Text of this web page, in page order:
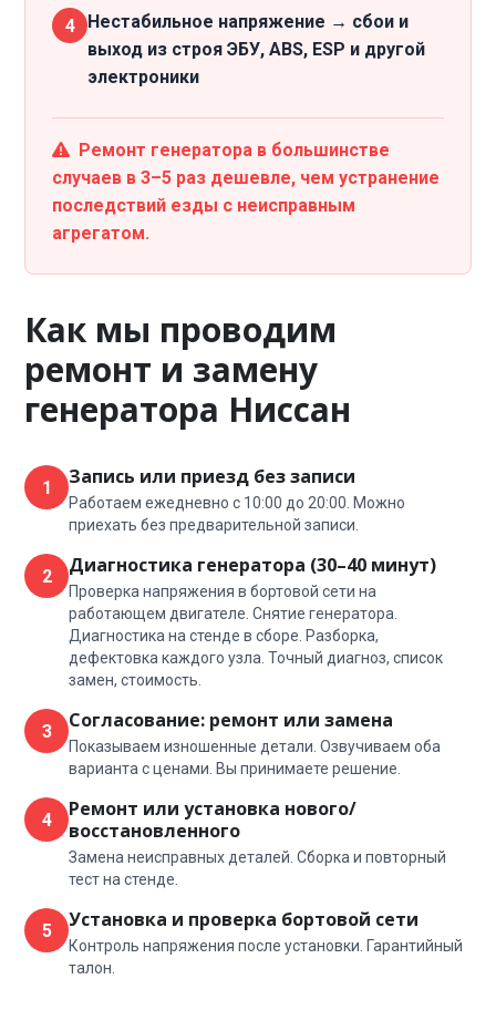
4
Нестабильное напряжение → сбои и
выход из строя ЭБУ, ABS, ESP и другой
электроники
Ремонт генератора в большинстве
случаев в 3–5 раз дешевле, чем устранение
последствий езды с неисправным
агрегатом.
Как мы проводим
ремонт и замену
генератора Ниссан
1 Запись или приезд без записи
Работаем ежедневно с 10:00 до 20:00. Можно
приехать без предварительной записи.
2 Диагностика генератора (30–40 минут)
Проверка напряжения в бортовой сети на
работающем двигателе. Снятие генератора.
Диагностика на стенде в сборе. Разборка,
дефектовка каждого узла. Точный диагноз, список
замен, стоимость.
3 Согласование: ремонт или замена
Показываем изношенные детали. Озвучиваем оба
варианта с ценами. Вы принимаете решение.
4
Ремонт или установка нового/
восстановленного
Замена неисправных деталей. Сборка и повторный
тест на стенде.
5 Установка и проверка бортовой сети
Контроль напряжения после установки. Гарантийный
талон.